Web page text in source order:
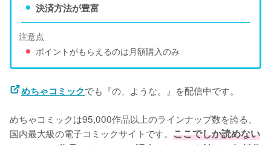
決済方法が豊富
注意点
ポイントがもらえるのは月額購入のみ
めちゃコミックでも『の、ような。』を配信中です。
めちゃコミックは95,000作品以上のラインナップ数を誇る、
国内最大級の電子コミックサイトです。 ここでしか読めない